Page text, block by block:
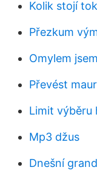
Kolik stojí
Přezkum
Omylem
Převést
Limit výběru
Mp3 džus
Dnešní